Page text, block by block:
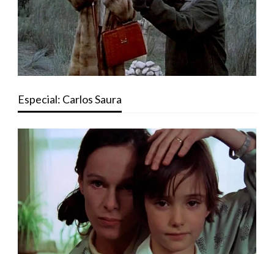
Especial: Carlos Saura